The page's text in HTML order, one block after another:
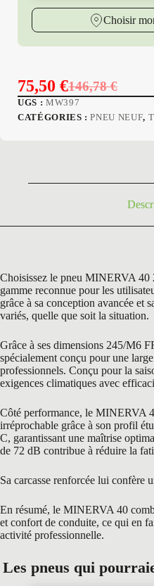
Choisir
146,78€
Le
prix
75,50 €Le
prix
UGS : MW397
CATÉGORIES :PNEU NEUF,
Choisissez le pneu MINERVA
gamme reconnue pour les
grâce à sa conception avancée et
variés, quelle que soit la situation.
Grâce à ses dimensions 245/M6
spécialement conçu pour une
professionnels. Conçu pour la
exigences climatiques avec
Côté performance, le MINERVA
irréprochable grâce à son profil
C, garantissant une maîtrise
de 72 dB contribue à réduire la
Sa carcasse renforcée lui confère
En résumé, le MINERVA 40
et confort de conduite, ce qui en
activité professionnelle.
Les pneus qui